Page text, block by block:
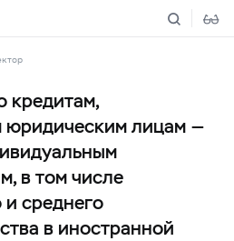
кредитам,
юридическим лицам —
в том числе
среднего
в иностранной